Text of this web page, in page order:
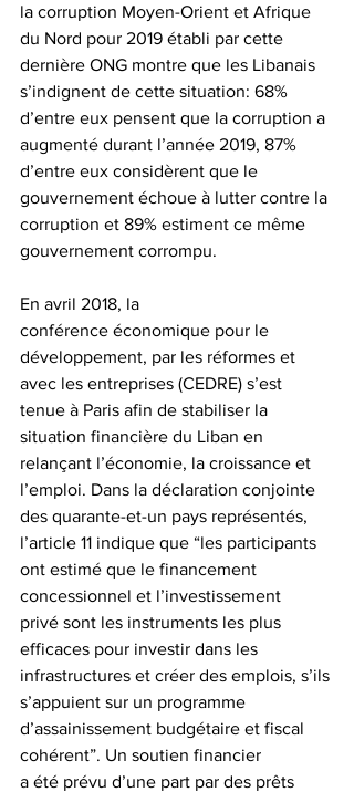
la corruption Moyen-Orient et Afrique
du Nord pour 2019 établi par cette
dernière ONG montre que les Libanais
s’indignent de cette situation: 68%
d’entre eux pensent que la corruption a
augmenté durant l’année 2019, 87%
d’entre eux considèrent que le
gouvernement échoue à lutter contre la
corruption et 89% estiment ce même
gouvernement corrompu.
En avril 2018, la
conférence économique pour le
développement, par les réformes et
avec les entreprises (CEDRE) s’est
tenue à Paris afin de stabiliser la
situation financière du Liban en
relançant l’économie, la croissance et
l’emploi. Dans la déclaration conjointe
des quarante-et-un pays représentés,
l’article 11 indique que “les participants
ont estimé que le financement
concessionnel et l’investissement
privé sont les instruments les plus
efficaces pour investir dans les
infrastructures et créer des emplois, s’ils
s’appuient sur un programme
d’assainissement budgétaire et fiscal
cohérent”. Un soutien financier
a été prévu d’une part par des prêts